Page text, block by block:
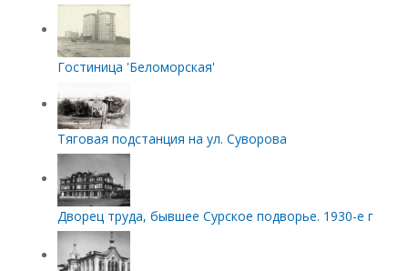
Гостиница 'Беломорская'
Тяговая подстанция на ул. Суворова
Дворец труда, бывшее Сурское подворье. 1930-е г